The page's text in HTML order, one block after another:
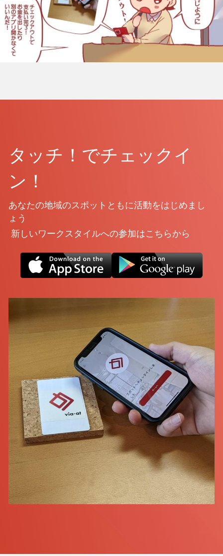
タッチ！でチェックイ
ン！
あなたの地域のスポットともに活動をはじめまし
ょう
新しいワークスタイルへの参加はこちらから